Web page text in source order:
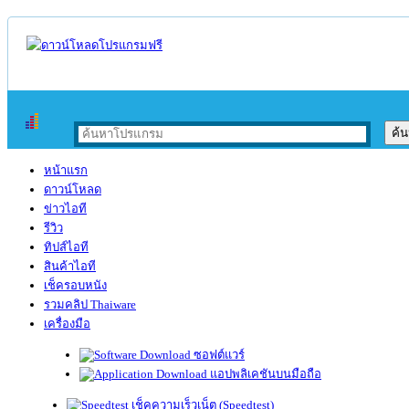
หน้าแรก
ดาวน์โหลด
ข่าวไอที
รีวิว
ทิปส์ไอที
สินค้าไอที
เช็ครอบหนัง
รวมคลิป Thaiware
เครื่องมือ
ซอฟต์แวร์
แอปพลิเคชันบนมือถือ
เช็คความเร็วเน็ต (Speedtest)